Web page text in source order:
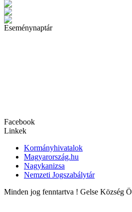
Eseménynaptár
Facebook
Linkek
Kormányhivatalok
Magyarország.hu
Nagykanizsa
Nemzeti Jogszabálytár
Minden jog fenntartva ! Gelse Község